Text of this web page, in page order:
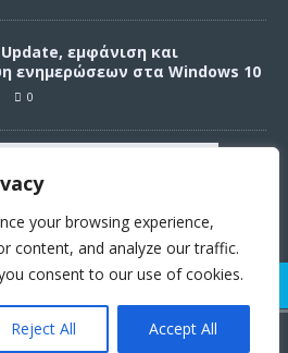
ιστότοπο
των cookies
χρήσης.
your browsing experience,
content, and analyze our traffic.
consent to our use of cookies.
Reject All Accept All
εμφάνιση και
ενημερώσεων στα Windows 10
0
στα Windows 10
| Με την υποστήριξη τωνWordPress.org